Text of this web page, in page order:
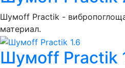
Шумоff Practik -
материал.
Шумoff Practik